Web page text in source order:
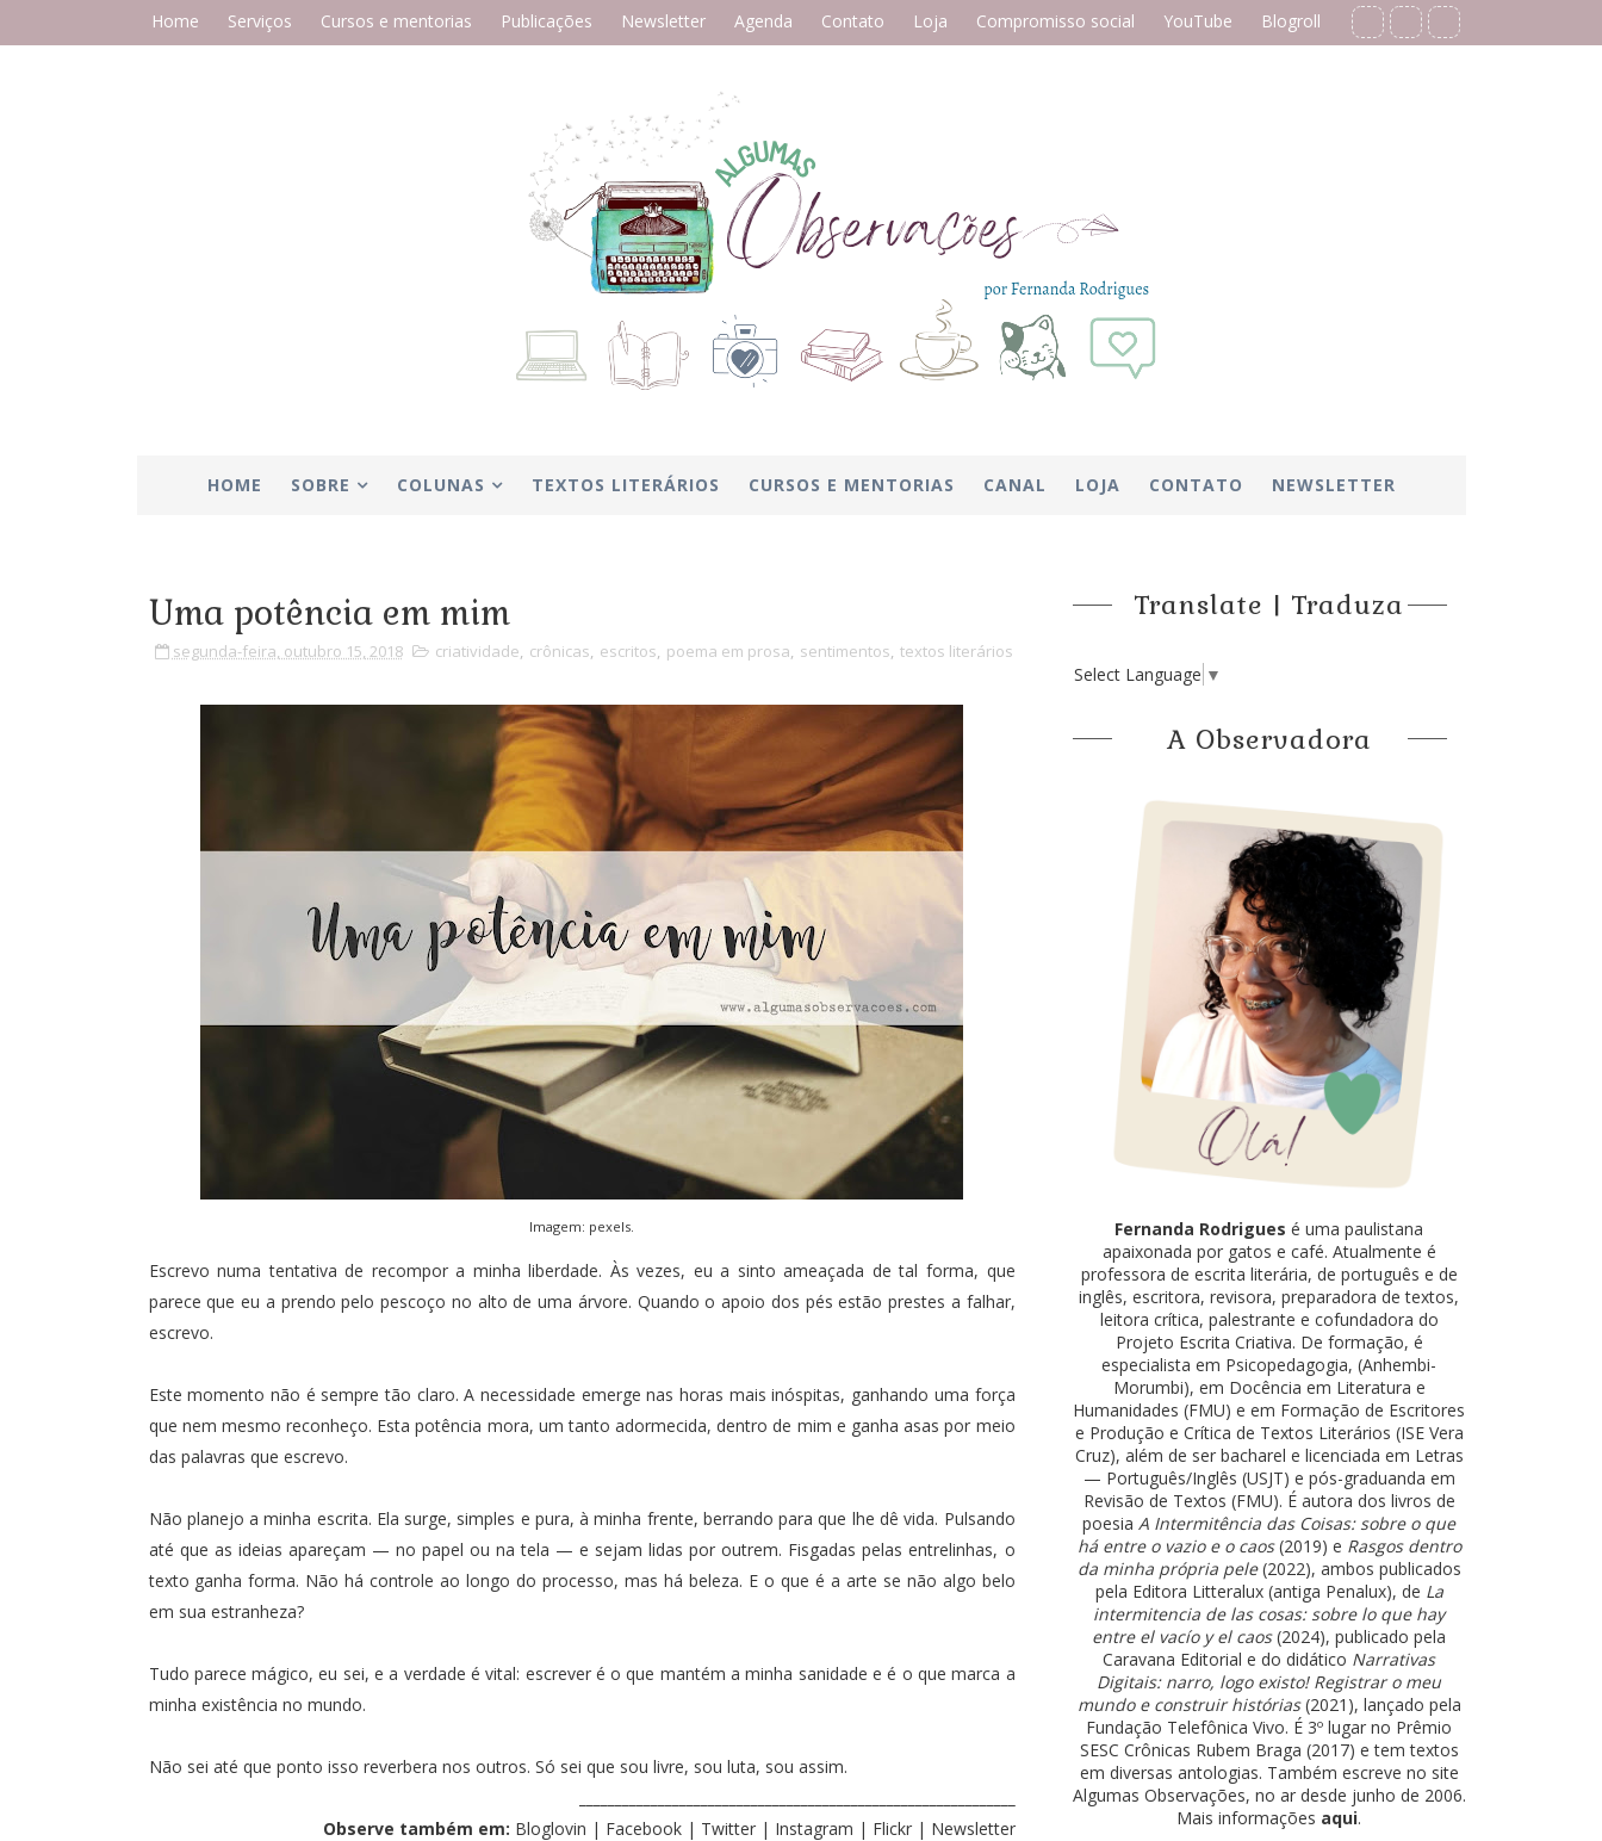
Home Serviços Cursos e mentorias Publicações Newsletter Agenda Contato Loja Compromisso social YouTube Blogroll
HOME SOBRE COLUNAS TEXTOS LITERÁRIOS CURSOS E MENTORIAS CANAL LOJA CONTATO NEWSLETTER
Uma potência em mim
segunda-feira, outubro 15, 2018 criatividade, crônicas, escritos, poema em prosa, sentimentos, textos literários
Imagem: pexels.
Escrevo numa tentativa de recompor a minha liberdade. Às vezes, eu a sinto ameaçada de tal forma, que
parece que eu a prendo pelo pescoço no alto de uma árvore. Quando o apoio dos pés estão prestes a falhar,
escrevo.
Este momento não é sempre tão claro. A necessidade emerge nas horas mais inóspitas, ganhando uma força
que nem mesmo reconheço. Esta potência mora, um tanto adormecida, dentro de mim e ganha asas por meio
das palavras que escrevo.
Não planejo a minha escrita. Ela surge, simples e pura, à minha frente, berrando para que lhe dê vida. Pulsando
até que as ideias apareçam — no papel ou na tela — e sejam lidas por outrem. Fisgadas pelas entrelinhas, o
texto ganha forma. Não há controle ao longo do processo, mas há beleza. E o que é a arte se não algo belo
em sua estranheza?
Tudo parece mágico, eu sei, e a verdade é vital: escrever é o que mantém a minha sanidade e é o que marca a
minha existência no mundo.
Não sei até que ponto isso reverbera nos outros. Só sei que sou livre, sou luta, sou assim.
Observe também em: Bloglovin | Facebook| Twitter | Instagram | Flickr| Newsletter
Translate | Traduza
Select Language ▼
A Observadora
Fernanda Rodrigues é uma paulistana
apaixonada por gatos e café. Atualmente é
professora de escrita literária, de português e de
inglês, escritora, revisora, preparadora de textos,
leitora crítica, palestrante e cofundadora do
Projeto Escrita Criativa. De formação, é
especialista em Psicopedagogia, (Anhembi-
Morumbi), em Docência em Literatura e
Humanidades (FMU) e em Formação de Escritores
e Produção e Crítica de Textos Literários (ISE Vera
Cruz), além de ser bacharel e licenciada em Letras
— Português/Inglês (USJT) e pós-graduanda em
Revisão de Textos (FMU). É autora dos livros de
poesia A Intermitência das Coisas: sobre o que
há entre o vazio e o caos(2019) e Rasgos dentro
da minha própria pele(2022), ambos publicados
pela Editora Litteralux (antiga Penalux), de La
intermitencia de las cosas: sobre lo que hay
entre el vacío y el caos(2024), publicado pela
Caravana Editorial e do didático Narrativas
Digitais: narro, logo existo! Registrar o meu
mundo e construir histórias(2021), lançado pela
Fundação Telefônica Vivo. É 3º lugar no Prêmio
SESC Crônicas Rubem Braga (2017) e tem textos
em diversas antologias. Também escreve no site
Algumas Observações, no ar desde junho de 2006.
Mais informações aqui.